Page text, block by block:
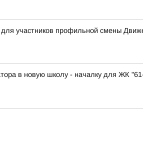
участников профильной смены
в новую школу - началку для ЖК